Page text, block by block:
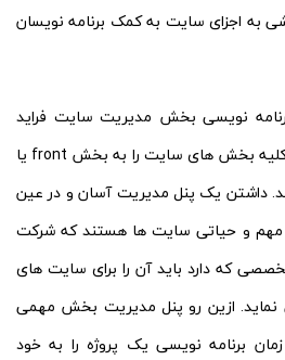
به اجزای سایت به کمک برنامه نویسان
نویسی بخش مدیریت سایت فراید
اعمال و اجرایی و ارتباط دادن کلیه بخش های سایت را به بخش front یا
داشتن یک پنل مدیریت آسان و در عین
مهم و حیاتی سایت ها هستند که شرکت
که دارد باید آن را برای سایت های
ازین رو پنل مدیریت بخش مهمی
از 60 درصد زمان برنامه نویسی یک پروژه را به خود